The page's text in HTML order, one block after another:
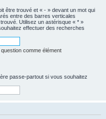
être trouvé et « - » devant un mot qui
entre des barres verticales
Utilisez un astérisque « * »
effectuer des recherches
comme élément
passe-partout si vous souhaitez